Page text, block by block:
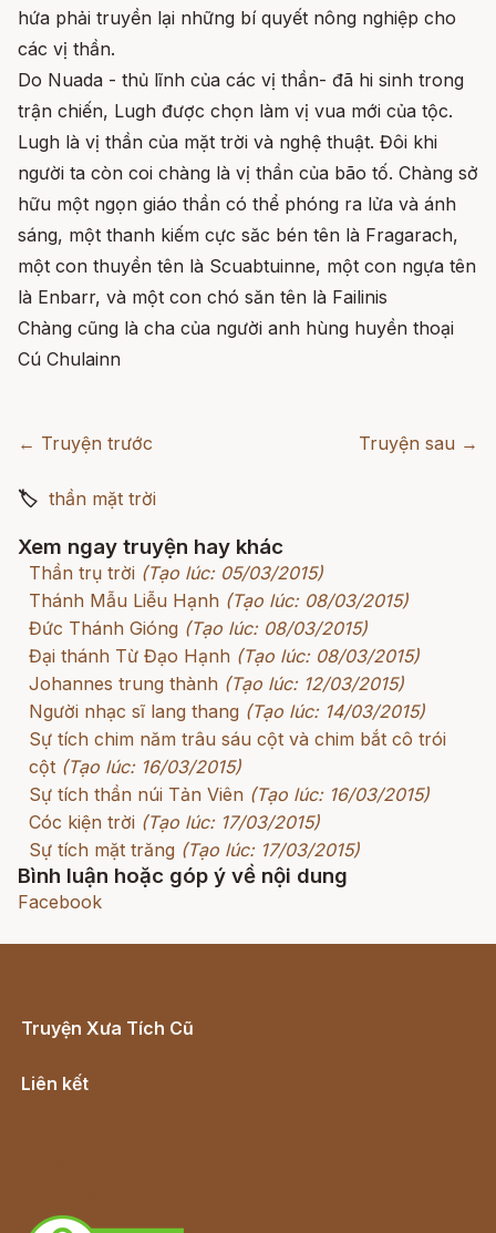
hứa phải truyền lại những bí quyết nông nghiệp cho
các vị thần.
Do Nuada - thủ lĩnh của các vị thần- đã hi sinh trong
trận chiến, Lugh được chọn làm vị vua mới của tộc.
Lugh là vị thần của mặt trời và nghệ thuật. Đôi khi
người ta còn coi chàng là vị thần của bão tố. Chàng sở
hữu một ngọn giáo thần có thể phóng ra lửa và ánh
sáng, một thanh kiếm cực săc bén tên là Fragarach,
một con thuyền tên là Scuabtuinne, một con ngựa tên
là Enbarr, và một con chó săn tên là Failinis
Chàng cũng là cha của người anh hùng huyền thoại
Cú Chulainn
← Truyện trước Truyện sau →
🏷 thần mặt trời
Xem ngay truyện hay khác
Thần trụ trời (Tạo lúc: 05/03/2015)
Thánh Mẫu Liễu Hạnh (Tạo lúc: 08/03/2015)
Đức Thánh Gióng (Tạo lúc: 08/03/2015)
Đại thánh Từ Đạo Hạnh (Tạo lúc: 08/03/2015)
Johannes trung thành (Tạo lúc: 12/03/2015)
Người nhạc sĩ lang thang (Tạo lúc: 14/03/2015)
Sự tích chim năm trâu sáu cột và chim bắt cô trói
cột (Tạo lúc: 16/03/2015)
Sự tích thần núi Tản Viên (Tạo lúc: 16/03/2015)
Cóc kiện trời (Tạo lúc: 17/03/2015)
Sự tích mặt trăng (Tạo lúc: 17/03/2015)
Bình luận hoặc góp ý về nội dung
Facebook
Truyện Xưa Tích Cũ
Liên kết